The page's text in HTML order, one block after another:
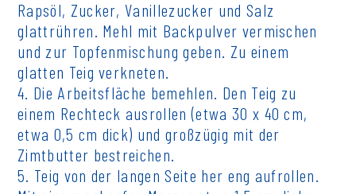
Rapsöl, Zucker, Vanillezucker und Salz
glattrühren. Mehl mit Backpulver vermischen
und zur Topfenmischung geben. Zu einem
glatten Teig verkneten.
4. Die Arbeitsfläche bemehlen. Den Teig zu
einem Rechteck ausrollen (etwa 30 x 40 cm,
etwa 0,5 cm dick) und großzügig mit der
Zimtbutter bestreichen.
5. Teig von der langen Seite her eng aufrollen.